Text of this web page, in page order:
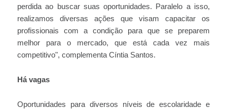
perdida ao buscar suas oportunidades. Paralelo a isso,
realizamos diversas ações que visam capacitar os
profissionais com a condição para que se preparem
melhor para o mercado, que está cada vez mais
competitivo", complementa Cíntia Santos.
Há vagas
Oportunidades para diversos níveis de escolaridade e